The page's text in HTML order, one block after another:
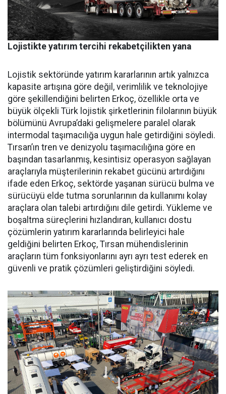
Lojistikte yatırım tercihi rekabetçilikten yana
Lojistik sektöründe yatırım ka­rarlarının artık yalnızca
kapasi­te artışına göre değil, verimlilik ve teknolojiye
göre şekillendiği­ni belirten Erkoç, özellikle orta ve
büyük ölçekli Türk lojistik şirket­lerinin filolarının büyük
bölümü­nü Avrupa’daki gelişmelere para­lel olarak
intermodal taşımacılı­ğa uygun hale getirdiğini söyledi.
Tırsan’ın tren ve denizyolu taşı­macılığına göre en
başından ta­sarlanmış, kesintisiz operasyon sağlayan
araçlarıyla müşterile­rinin rekabet gücünü artırdığını
ifade eden Erkoç, sektörde yaşa­nan sürücü bulma ve
sürücüyü el­de tutma sorunlarının da kullanı­mı kolay
araçlara olan talebi ar­tırdığını dile getirdi. Yükleme ve
boşaltma süreçlerini hızlandıran, kullanıcı dostu
çözümlerin yatı­rım kararlarında belirleyici hale
geldiğini belirten Erkoç, Tırsan mühendislerinin
araçların tüm fonksiyonlarını ayrı ayrı test ede­rek en
güvenli ve pratik çözümleri geliştirdiğini söyledi.